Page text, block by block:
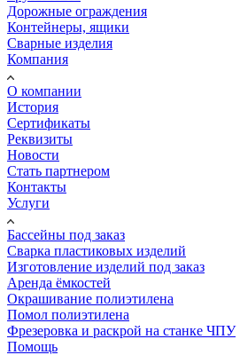
Дорожные ограждения
Контейнеры, ящики
Сварные изделия
Компания
О компании
История
Сертификаты
Реквизиты
Новости
Стать партнером
Контакты
Услуги
Бассейны под заказ
Сварка пластиковых изделий
Изготовление изделий под заказ
Аренда ёмкостей
Окрашивание полиэтилена
Помол полиэтилена
Фрезеровка и раскрой на станке ЧПУ
Помощь